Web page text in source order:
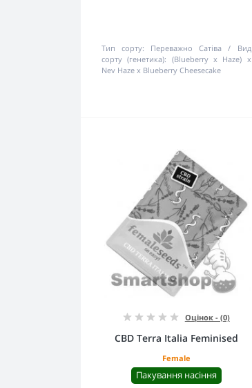
Тип сорту: Переважно Сатіва
Вид
сорту (генетика): (Blueberry x Haze) x
Nev Haze x Blueberry Cheesecake
Оцінок - (0)
CBD Terra Italia Feminised
Female
Пакування насіння